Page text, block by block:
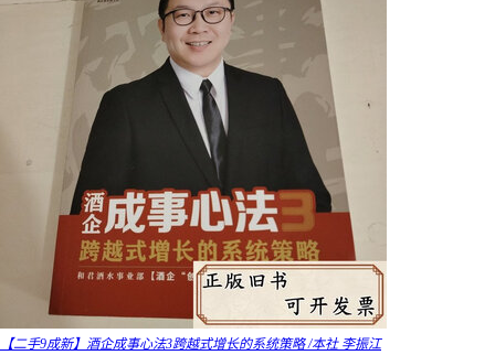
【二手9成新】酒企成事心法3跨越式增长的系统策略 /本社 李振江